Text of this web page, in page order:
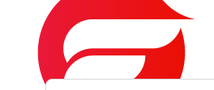
Наш адрес: 2-я